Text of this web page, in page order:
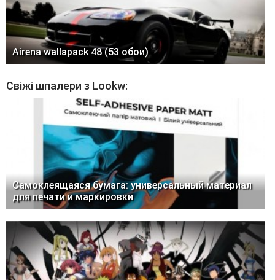
Airena wallapack 48 (53 обои)
Свіжі шпалери з Lookw:
Самоклеящаяся бумага: универсальный материал
для печати и маркировки